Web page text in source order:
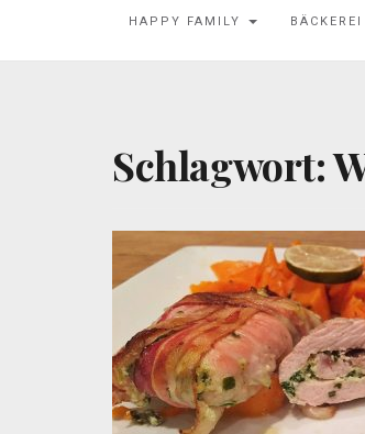
HAPPY FAMILY BÄCKEREI
Schlagwort: